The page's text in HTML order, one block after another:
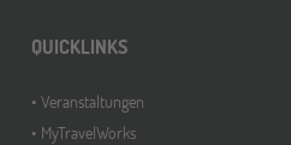
QUICKLINKS
Veranstaltungen
MyTravelWorks